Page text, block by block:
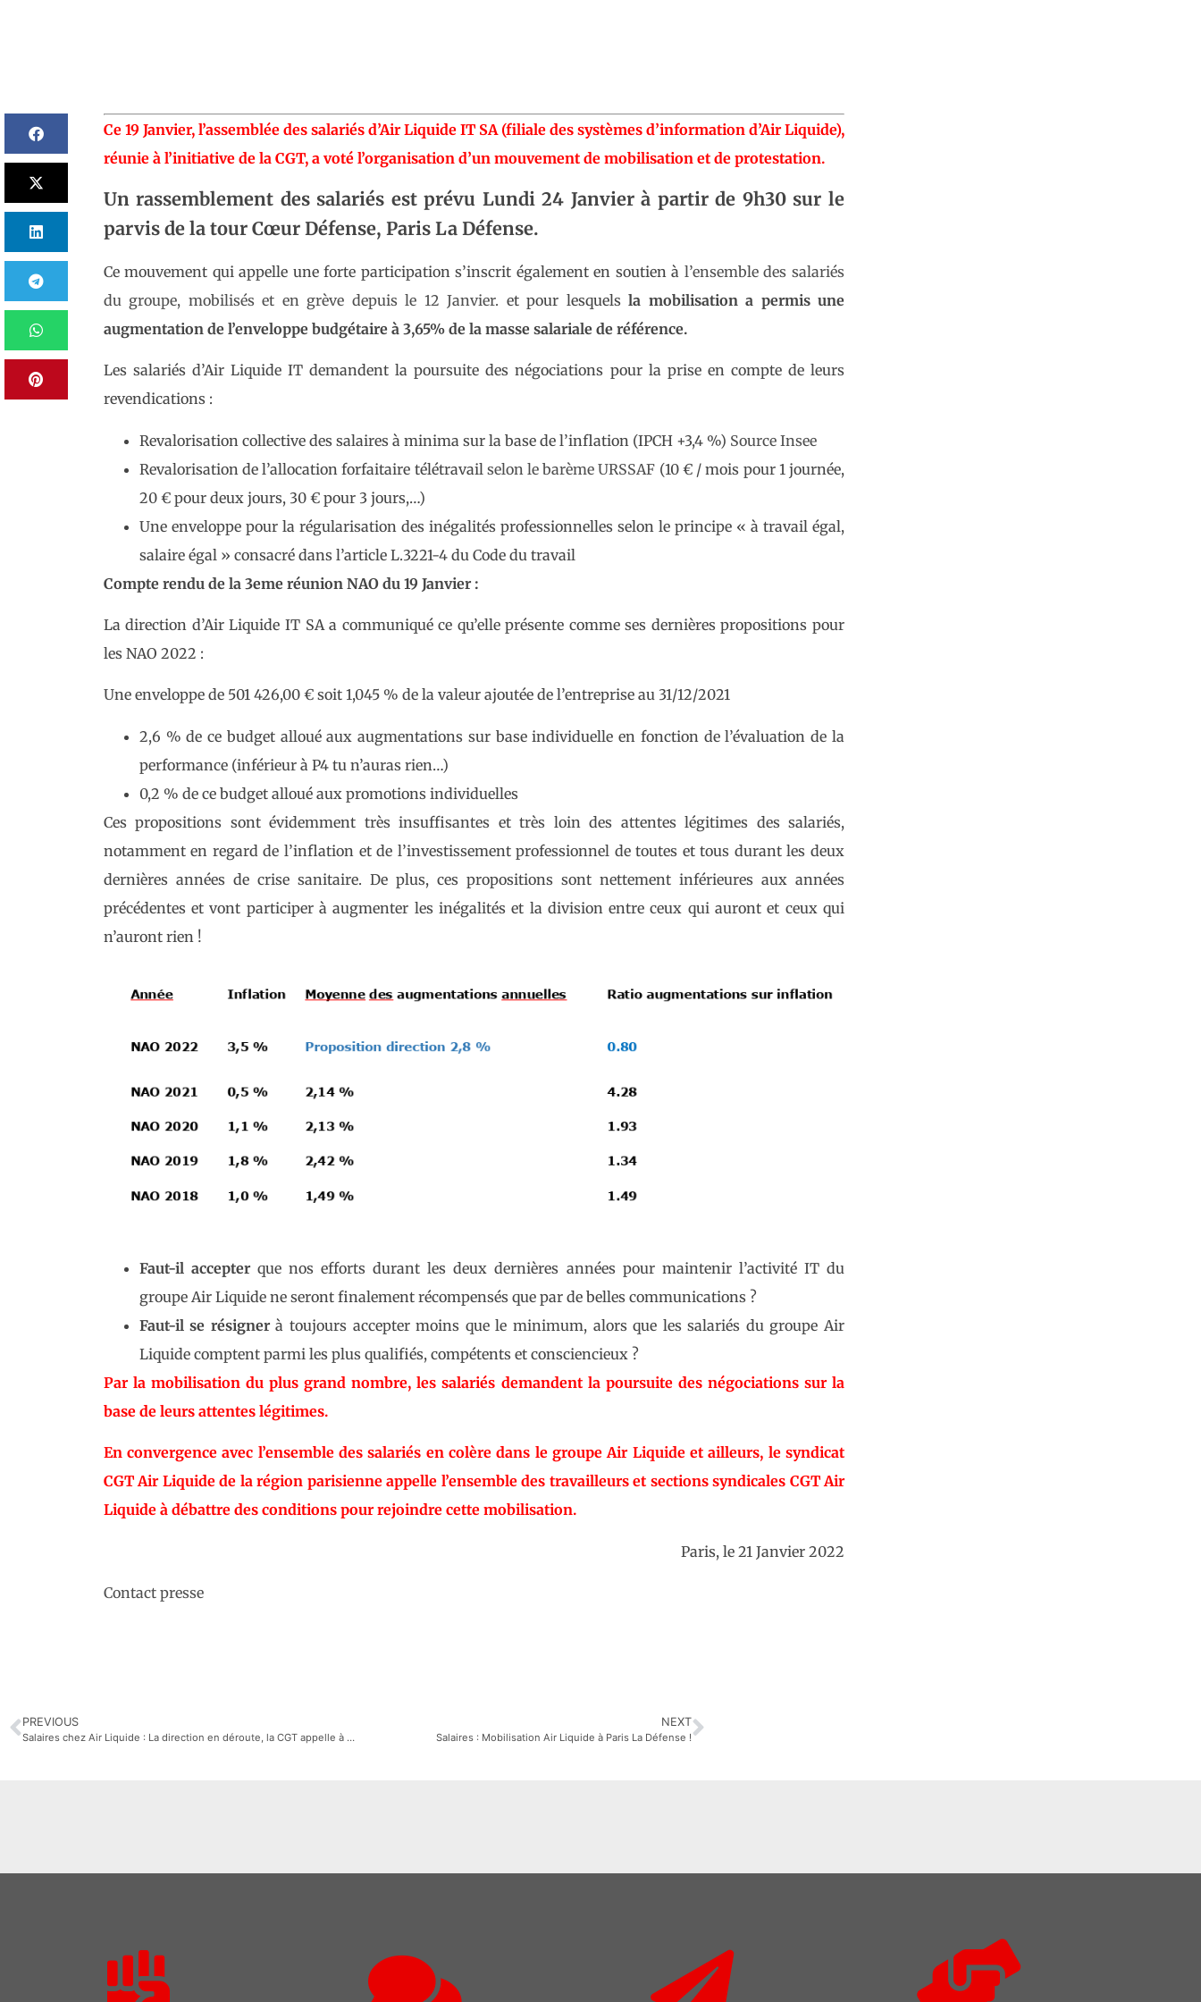
Ce 19 Janvier, l’assemblée des salariés d’Air Liquide IT SA (filiale des systèmes d’information d’Air Liquide),
réunie à l’initiative de la CGT, a voté l’organisation d’un mouvement de mobilisation et de protestation.
Un rassemblement des salariés est prévu Lundi 24 Janvier à partir de 9h30 sur le
parvis de la tour Cœur Défense, Paris La Défense.
Ce mouvement qui appelle une forte participation s’inscrit également en soutien à l’ensemble des salariés
du groupe, mobilisés et en grève depuis le 12 Janvier. et pour lesquelsla mobilisation a permis une
augmentation de l’enveloppe budgétaire à 3,65% de la masse salariale de référence.
Les salariés d’Air Liquide IT demandent la poursuite des négociations pour la prise en compte de leurs
revendications :
Revalorisation collective des salaires à minima sur la base de l’inflation (IPCH +3,4 %) Source Insee
Revalorisation de l’allocation forfaitaire télétravail selon le barème URSSAF (10 € / mois pour 1 journée,
20 € pour deux jours, 30 € pour 3 jours,…)
Une enveloppe pour la régularisation des inégalités professionnelles selon le principe « à travail égal,
salaire égal » consacré dans l’article L.3221-4 du Code du travail
Compte rendu de la 3eme réunion NAO du 19 Janvier :
La direction d’Air Liquide IT SA a communiqué ce qu’elle présente comme ses dernières propositions pour
les NAO 2022 :
Une enveloppe de 501 426,00 € soit 1,045 % de la valeur ajoutée de l’entreprise au 31/12/2021
2,6 % de ce budget alloué aux augmentations sur base individuelle en fonction de l’évaluation de la
performance (inférieur à P4 tu n’auras rien…)
0,2 % de ce budget alloué aux promotions individuelles
Ces propositions sont évidemment très insuffisantes et très loin des attentes légitimes des salariés,
notamment en regard de l’inflation et de l’investissement professionnel de toutes et tous durant les deux
dernières années de crise sanitaire. De plus, ces propositions sont nettement inférieures aux années
précédentes et vont participer à augmenter les inégalités et la division entre ceux qui auront et ceux qui
n’auront rien !
Faut-il accepterque nos efforts durant les deux dernières années pour maintenir l’activité IT du
groupe Air Liquide ne seront finalement récompensés que par de belles communications ?
Faut-il se résignerà toujours accepter moins que le minimum, alors que les salariés du groupe Air
Liquide comptent parmi les plus qualifiés, compétents et consciencieux ?
Par la mobilisation du plus grand nombre, les salariés demandent la poursuite des négociations sur la
base de leurs attentes légitimes.
En convergence avec l’ensemble des salariés en colère dans le groupe Air Liquide et ailleurs, le syndicat
CGT Air Liquide de la région parisienne appelle l’ensemble des travailleurs et sections syndicales CGT Air
Liquide à débattre des conditions pour rejoindre cette mobilisation.
Paris, le 21 Janvier 2022
Contact presse
PREVIOUS
Salaires chez Air Liquide : La direction en déroute, la CGT appelle à la grève illimitée !
NEXT
Salaires : Mobilisation Air Liquide à Paris La Défense !